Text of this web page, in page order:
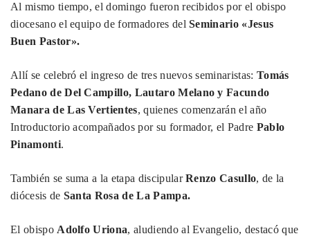
Al mismo tiempo, el domingo fueron recibidos por el obispo
diocesano el equipo de formadores delSeminario «Jesus
Buen Pastor».
Allí se celebró el ingreso de tres nuevos seminaristas: Tomás
Pedano de Del Campillo, Lautaro Melano y Facundo
Manara de Las Vertientes, quienes comenzarán el año
Introductorio acompañados por su formador, el Padre Pablo
Pinamonti.
También se suma a la etapa discipularRenzo Casullo, de la
diócesis de Santa Rosa de La Pampa.
El obispo Adolfo Uriona, aludiendo al Evangelio, destacó que